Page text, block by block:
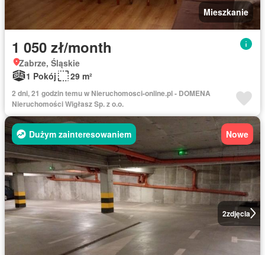
Mieszkanie
1 050 zł/month
Zabrze, Śląskie
1 Pokój
29 m²
2 dni, 21 godzin temu w Nieruchomosci-online.pl - DOMENA
Nieruchomości Wigłasz Sp. z o.o.
2zdjęcia
Dużym zainteresowaniem Nowe